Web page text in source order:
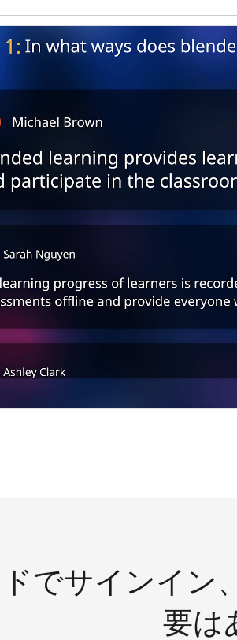
でサインイン
要は